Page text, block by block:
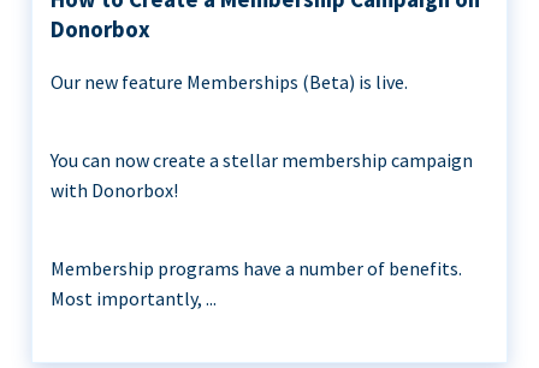
Donorbox
Our new feature Memberships (Beta) is live.
You can now create a stellar membership campaign
with Donorbox!
Membership programs have a number of benefits.
Most importantly, ...